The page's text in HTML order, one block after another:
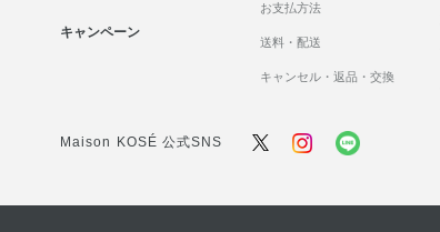
キャンペーン
お支払方法
送料・配送
キャンセル・返品・交換
Maison KOSÉ 公式SNS